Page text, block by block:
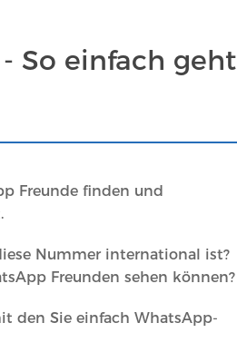
So einfach geht
Freunde finden und
Nummer international ist?
Freunden sehen können?
den Sie einfach WhatsApp-